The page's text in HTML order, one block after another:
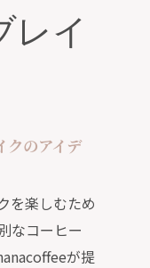
レイ
クのアイデ
を楽しむため
なコーヒー
が提